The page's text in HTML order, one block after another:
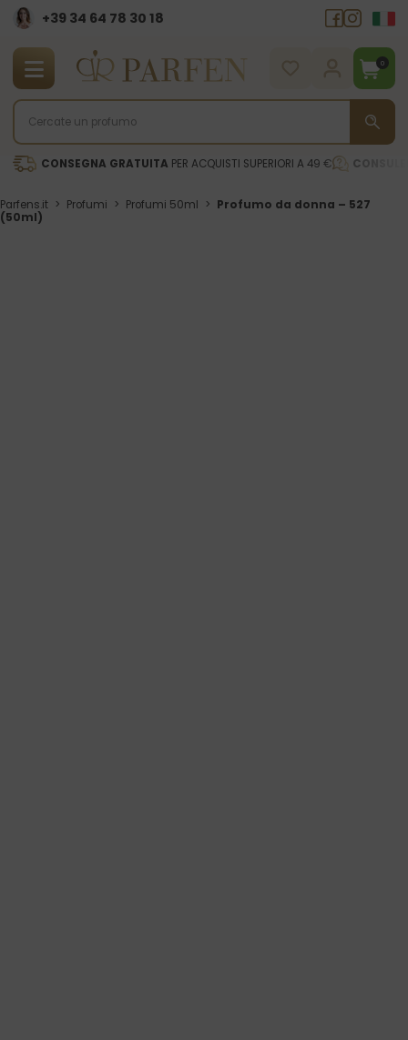
+39 34 64 78 30 18
0
CONSEGNA GRATUITA PER ACQUISTI SUPERIORI A 49 €
Parfens.it > Profumi > Profumi 50ml > Profumo da donna – 527
(50ml)